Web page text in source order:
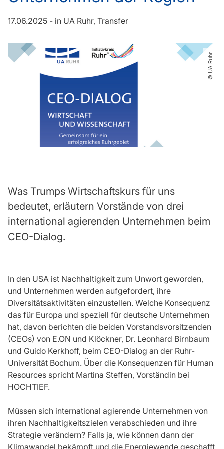
17.06.2025 - in UA Ruhr Transfer
© UA Ruhr
Was Trumps Wirtschaftskurs für uns
bedeutet, erläutern Vorstände von drei
international agierenden Unternehmen beim
CEO-Dialog.
In den USA ist Nachhaltigkeit zum Unwort geworden,
und Unternehmen werden aufgefordert, ihre
Diversitätsaktivitäten einzustellen. Welche Konsequenz
das für Europa und speziell für deutsche Unternehmen
hat, davon berichten die beiden Vorstandsvorsitzenden
(CEOs) von E.ON und Klöckner, Dr. Leonhard Birnbaum
und Guido Kerkhoff, beim CEO-Dialog an der Ruhr-
Universität Bochum. Über die Konsequenzen für Human
Resources spricht Martina Steffen, Vorständin bei
HOCHTIEF.
Müssen sich international agierende Unternehmen von
ihren Nachhaltigkeitszielen verabschieden und ihre
Strategie verändern? Falls ja, wie können dann der